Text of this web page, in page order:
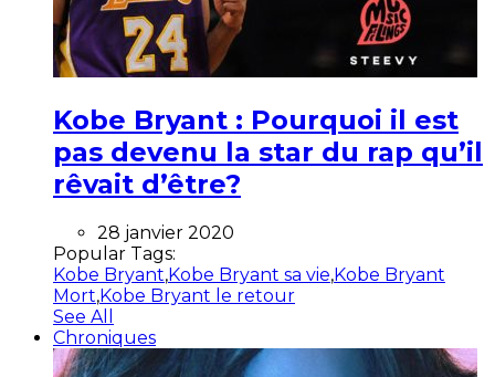
Kobe Bryant : Pourquoi il est
pas devenu la star du rap qu’il
rêvait d’être?
28 janvier 2020
Popular Tags:
Kobe Bryant,Kobe Bryant sa vie,Kobe Bryant
Mort,Kobe Bryant le retour
See All
Chroniques